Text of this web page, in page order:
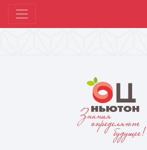
МУНИЦИПАЛЬНОЕ АВТОНОМНОЕ
ОБЩЕОБРАЗОВАТЕЛЬНОЕ
УЧРЕЖДЕНИЕ «ОБРАЗОВАТЕЛЬНЫЙ